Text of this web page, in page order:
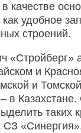
качестве
удобное
строений.
«Стройберг»
и
и
в
таких
СЗ